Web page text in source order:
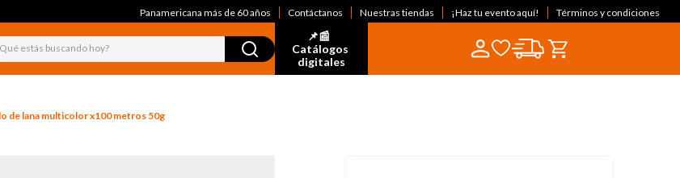
Panamericana más de 60 años Contáctanos Nuestras tiendas ¡Haz tu evento aquí! Términos y condiciones
estás buscando hoy?
📌📰
Catálogos
digitales
de lana multicolor x100 metros 50g